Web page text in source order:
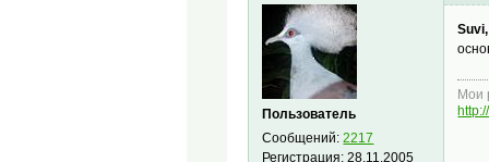
Пользователь
Сообщений:2217
Регистрация:28.11.2005
Suvi,
Мои